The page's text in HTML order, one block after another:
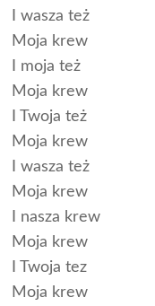
I wasza też
Moja krew
I moja też
Moja krew
I Twoja też
Moja krew
I wasza też
Moja krew
I nasza krew
Moja krew
I Twoja tez
Moja krew